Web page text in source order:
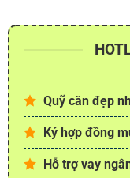
Quỹ căn đẹp
Ký hợp đồng
Hỗ trợ vay